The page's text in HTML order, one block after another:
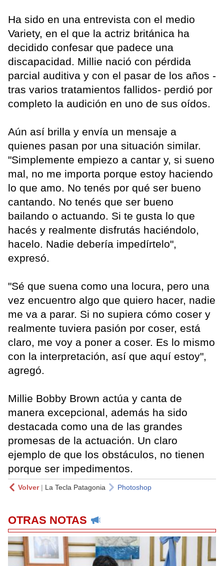
Ha sido en una entrevista con el medio
Variety, en el que la actriz británica ha
decidido confesar que padece una
discapacidad. Millie nació con pérdida
parcial auditiva y con el pasar de los años -
tras varios tratamientos fallidos- perdió por
completo la audición en uno de sus oídos.
Aún así brilla y envía un mensaje a
quienes pasan por una situación similar.
"Simplemente empiezo a cantar y, si sueno
mal, no me importa porque estoy haciendo
lo que amo. No tenés por qué ser bueno
cantando. No tenés que ser bueno
bailando o actuando. Si te gusta lo que
hacés y realmente disfrutás haciéndolo,
hacelo. Nadie debería impedírtelo",
expresó.
"Sé que suena como una locura, pero una
vez encuentro algo que quiero hacer, nadie
me va a parar. Si no supiera cómo coser y
realmente tuviera pasión por coser, está
claro, me voy a poner a coser. Es lo mismo
con la interpretación, así que aquí estoy",
agregó.
Millie Bobby Brown actúa y canta de
manera excepcional, además ha sido
destacada como una de las grandes
promesas de la actuación. Un claro
ejemplo de que los obstáculos, no tienen
porque ser impedimentos.
Volver| La Tecla Patagonia Photoshop
OTRAS NOTAS